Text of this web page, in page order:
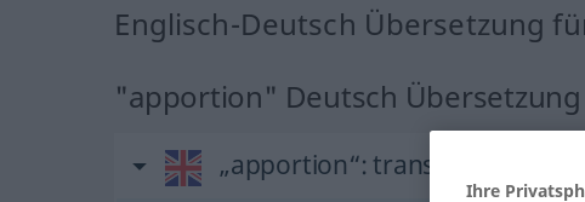
Englisch-Deutsch Übersetzung
"apportion" Deutsch Übersetzung
„apportion“: transitive verb
Ihre